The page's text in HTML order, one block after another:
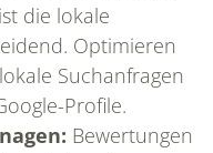
die lokale
Optimieren
Suchanfragen
Profile.
Bewertungen